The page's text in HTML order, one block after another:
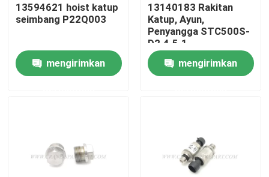
Hubungi kami
Berita
Suku Cadang Listrik Derek
13594621 hoist katup
seimbang P22Q003
mengirimkan
13140183 Rakitan
Katup, Ayun,
Penyangga STC500S-
D2.4.5.1
mengirimkan